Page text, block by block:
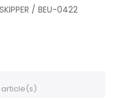
/ BEU-0422
article(s)